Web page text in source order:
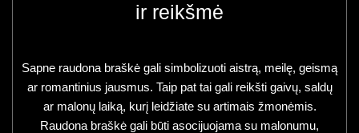
ir reikšmė
Sapne raudona braškė gali simbolizuoti aistrą, meilę, geismą
ar romantinius jausmus. Taip pat tai gali reikšti gaivų, saldų
ar malonų laiką, kurį leidžiate su artimais žmonėmis.
Raudona braškė gali būti asocijuojama su malonumu,